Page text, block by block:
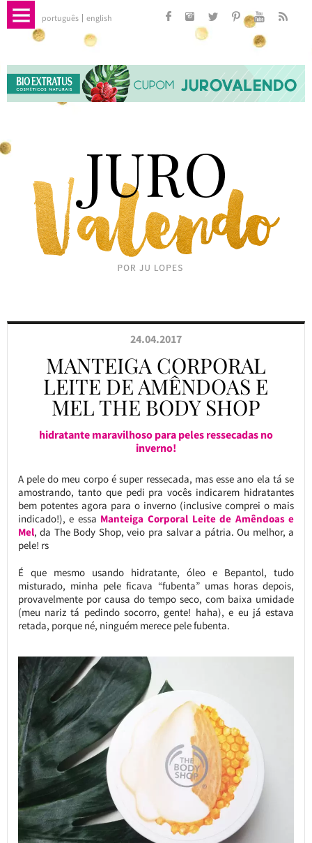
português english
24.04.2017
MANTEIGA CORPORAL
LEITE DE AMÊNDOAS E
MEL THE BODY SHOP
hidratante maravilhoso para peles ressecadas no
inverno!
A pele do meu corpo é super ressecada, mas esse ano ela tá se
amostrando, tanto que pedi pra vocês indicarem hidratantes
bem potentes agora para o inverno (inclusive comprei o mais
indicado!), e essa Manteiga Corporal Leite de Amêndoas e
Mel, da The Body Shop, veio pra salvar a pátria. Ou melhor, a
pele! rs
É que mesmo usando hidratante, óleo e Bepantol, tudo
misturado, minha pele ficava “fubenta” umas horas depois,
provavelmente por causa do tempo seco, com baixa umidade
(meu nariz tá pedindo socorro, gente! haha), e eu já estava
retada, porque né, ninguém merece pele fubenta.